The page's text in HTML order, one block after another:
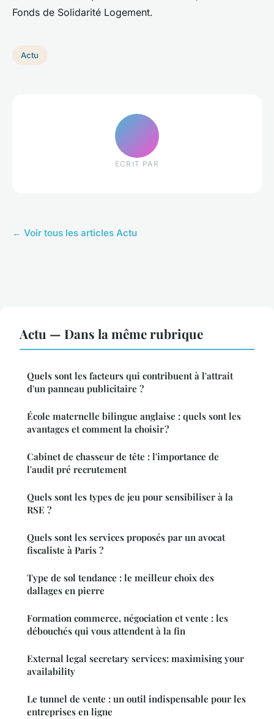
Fonds de Solidarité Logement.
Actu
ECRIT PAR
← Voir tous les articles Actu
Actu — Dans la même rubrique
Quels sont les facteurs qui contribuent à l'attrait
d'un panneau publicitaire ?
École maternelle bilingue anglaise : quels sont les
avantages et comment la choisir ?
Cabinet de chasseur de tête : l'importance de
l'audit pré recrutement
Quels sont les types de jeu pour sensibiliser à la
RSE ?
Quels sont les services proposés par un avocat
fiscaliste à Paris ?
Type de sol tendance : le meilleur choix des
dallages en pierre
Formation commerce, négociation et vente : les
débouchés qui vous attendent à la fin
External legal secretary services: maximising your
availability
Le tunnel de vente : un outil indispensable pour les
entreprises en ligne